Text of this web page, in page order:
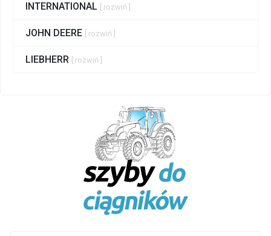
INTERNATIONAL [ rozwiń ]
JOHN DEERE [ rozwiń ]
LIEBHERR [ rozwiń ]